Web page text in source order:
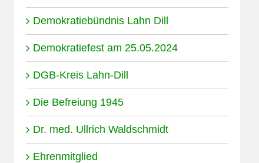
Demokratiebündnis Lahn Dill
Demokratiefest am 25.05.2024
DGB-Kreis Lahn-Dill
Die Befreiung 1945
Dr. med. Ullrich Waldschmidt
Ehrenmitglied